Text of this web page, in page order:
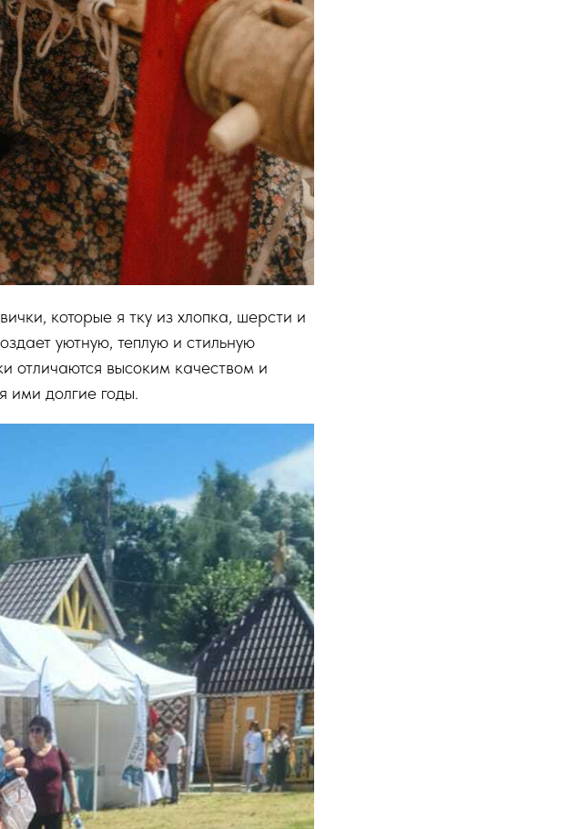
которые я тку из хлопка, шерсти и
уютную, теплую и стильную
отличаются высоким качеством и
ими долгие годы.